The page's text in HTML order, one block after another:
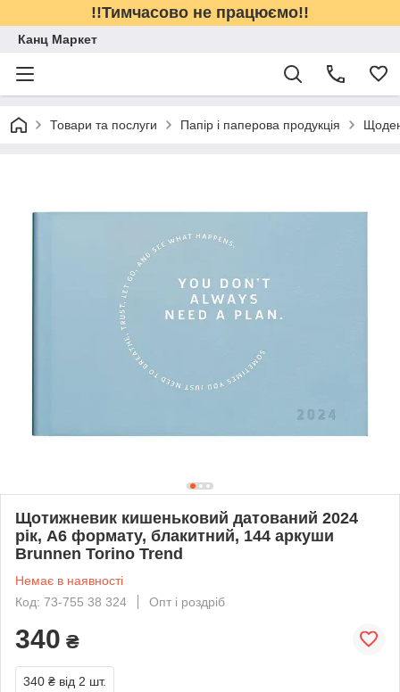
!!Тимчасово не працюємо!!
Канц Маркет
Товари та послуги Папір і паперова продукція
Щотижневик кишеньковий датований 2024
рік, А6 формату, блакитний, 144 аркуши
Brunnen Torino Trend
Немає в наявності
Код: 73-755 38 324
Опт і роздріб
340 ₴
340 ₴ від 2 шт.